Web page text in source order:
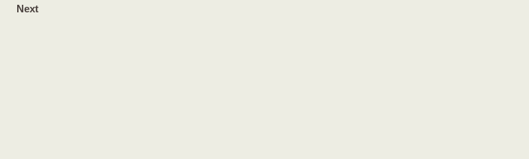
Next